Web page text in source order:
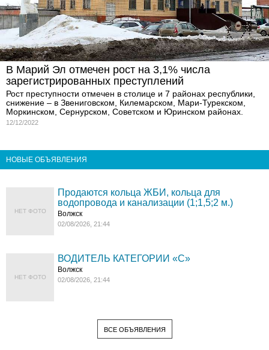
В Марий Эл отмечен рост на 3,1% числа
зарегистрированных преступлений
Рост преступности отмечен в столице и 7 районах республики,
снижение – в Звениговском, Килемарском, Мари-Турекском,
Моркинском, Сернурском, Советском и Юринском районах.
12/12/2022
НОВЫЕ ОБЪЯВЛЕНИЯ
НЕТ ФОТО
Продаются кольца ЖБИ, кольца для
водопровода и канализации (1;1,5;2 м.)
Волжск
02/08/2026, 21:44
НЕТ ФОТО
ВОДИТЕЛЬ КАТЕГОРИИ «C»
Волжск
02/08/2026, 21:44
ВСЕ ОБЪЯВЛЕНИЯ